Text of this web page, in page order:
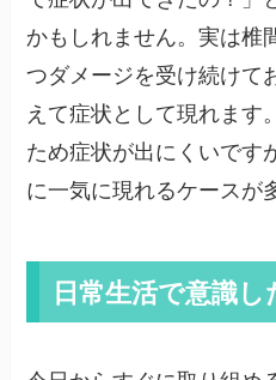
かもしれません。実は椎
つダメージを受け続けて
えて症状として現れます
ため症状が出にくいです
に一気に現れるケースが
日常生活で意識